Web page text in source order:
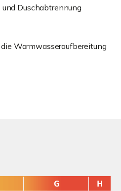
Duschabtrennung
Warmwasseraufbereitung